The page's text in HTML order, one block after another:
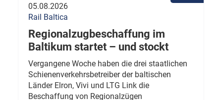
05.08.2026
Rail Baltica
Regionalzugbeschaffung im
Baltikum startet – und stockt
Vergangene Woche haben die drei staatlichen
Schienenverkehrsbetreiber der baltischen
Länder Elron, Vivi und LTG Link die
Beschaffung von Regionalzügen